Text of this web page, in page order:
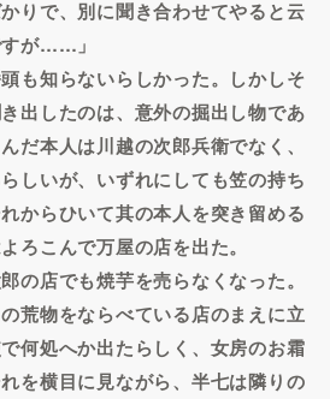
りで、別に聞き合わせてやると云
すが……」
も知らないらしかった。しかしそ
出したのは、意外の掘出し物であ
だ本人は川越の次郎兵衛でなく、
しいが、いずれにしても笠の持ち
からひいて其の本人を突き留める
ろこんで万屋の店を出た。
の店でも焼芋を売らなくなった。
荒物をならべている店のまえに立
何処へか出たらしく、女房のお霜
を横目に見ながら、半七は隣りの